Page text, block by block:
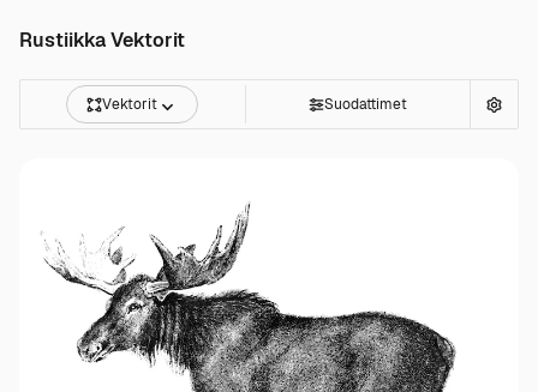
Rustiikka Vektorit
Vektorit Suodattimet